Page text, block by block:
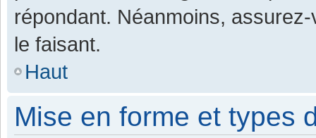
répondant. Néanmoins,
le faisant.
Haut
Mise en forme et types